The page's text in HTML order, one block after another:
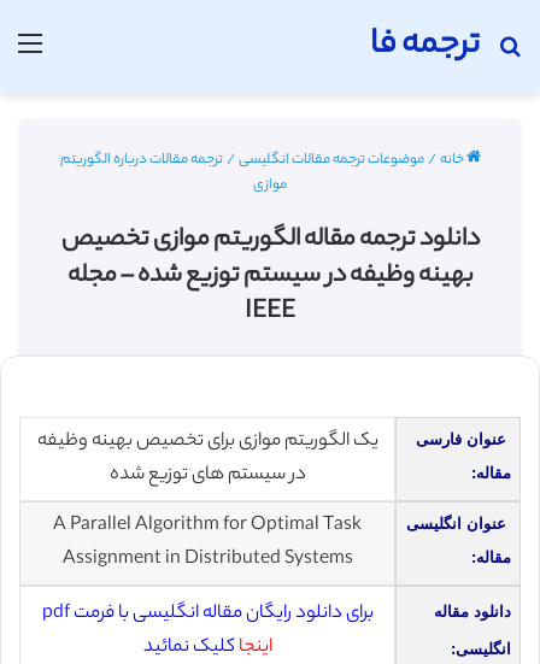
ترجمه فا
جستجو برای
خانه/موضوعات ترجمه مقالات انگلیسی/ترجمه مقالات درباره الگوریتم
موازی
دانلود ترجمه مقاله الگوریتم موازی تخصیص
بهینه وظیفه در سیستم توزیع شده – مجله
IEEE
عنوان فارسی
مقاله:
یک الگوریتم موازی برای تخصیص بهینه وظیفه
در سیستم های توزیع شده
عنوان انگلیسی
مقاله:
A Parallel Algorithm for Optimal Task
Assignment in Distributed Systems
دانلود مقاله
انگلیسی:
برای دانلود رایگان مقاله انگلیسی با فرمت pdf
اینجاکلیک نمائید